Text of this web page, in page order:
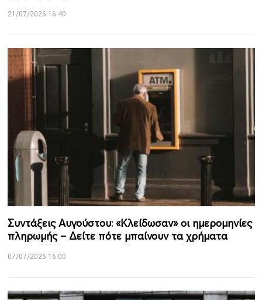
21/07/2026 16:40
Συντάξεις Αυγούστου: «Κλείδωσαν» οι ημερομηνίες
πληρωμής – Δείτε πότε μπαίνουν τα χρήματα
07/07/2026 16:00